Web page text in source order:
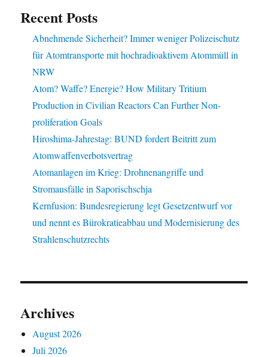
Recent Posts
Abnehmende Sicherheit? Immer weniger Polizeischutz
für Atomtransporte mit hochradioaktivem Atommüll in
NRW
Atom? Waffe? Energie? How Military Tritium
Production in Civilian Reactors Can Further Non-
proliferation Goals
Hiroshima-Jahrestag: BUND fordert Beitritt zum
Atomwaffenverbotsvertrag
Atomanlagen im Krieg: Drohnenangriffe und
Stromausfälle in Saporischschja
Kernfusion: Bundesregierung legt Gesetzentwurf vor
und nennt es Bürokratieabbau und Modernisierung des
Strahlenschutzrechts
Archives
August 2026
Juli 2026